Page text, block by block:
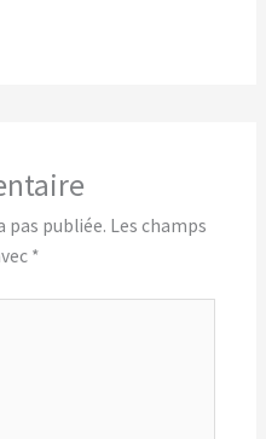
pas publiée. Les champs
*